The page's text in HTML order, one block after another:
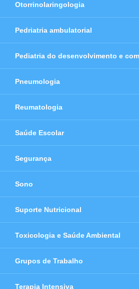
Otorrinolaringologia
Pedriatria ambulatorial
Pediatria do desenvolvimento e
Pneumologia
Reumatologia
Saúde Escolar
Segurança
Sono
Suporte Nutricional
Toxicologia e Saúde Ambiental
Grupos de Trabalho
Terapia Intensiva